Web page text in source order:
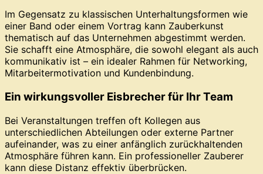
Im Gegensatz zu klassischen Unterhaltungsformen wie
einer Band oder einem Vortrag kann Zauberkunst
thematisch auf das Unternehmen abgestimmt werden.
Sie schafft eine Atmosphäre, die sowohl elegant als auch
kommunikativ ist – ein idealer Rahmen für Networking,
Mitarbeitermotivation und Kundenbindung.
Ein wirkungsvoller Eisbrecher für Ihr Team
Bei Veranstaltungen treffen oft Kollegen aus
unterschiedlichen Abteilungen oder externe Partner
aufeinander, was zu einer anfänglich zurückhaltenden
Atmosphäre führen kann. Ein professioneller Zauberer
kann diese Distanz effektiv überbrücken.